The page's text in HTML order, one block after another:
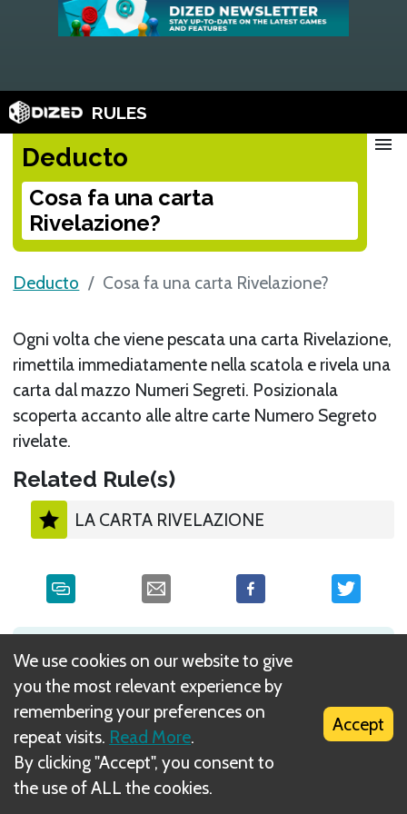
RULES
Deducto
Cosa fa una carta
Rivelazione?
menu
Deducto Cosa fa una carta Rivelazione?
Ogni volta che viene pescata una carta Rivelazione,
rimettila immediatamente nella scatola e rivela una
carta dal mazzo Numeri Segreti. Posizionala
scoperta accanto alle altre carte Numero Segreto
rivelate.
Related Rule(s)
LA CARTA RIVELAZIONE
We use cookies on our website to give
you the most relevant experience by
remembering your preferences on
repeat visits. Read More.
By clicking "Accept", you consent to
the use of ALL the cookies.
Accept